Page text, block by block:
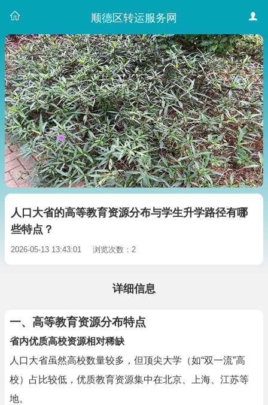
顺德区转运服务网
人口大省的高等教育资源分布与学生升学路径有哪
些特点？
2026-05-13 13:43:01 浏览次数：2
详细信息
一、高等教育资源分布特点
省内优质高校资源相对稀缺
人口大省虽然高校数量较多，但顶尖大学（如“双一流”高
校）占比较低，优质教育资源集中在北京、上海、江苏等
地。